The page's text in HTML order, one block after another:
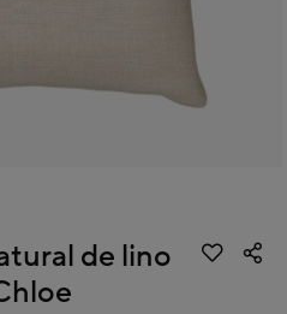
de lino